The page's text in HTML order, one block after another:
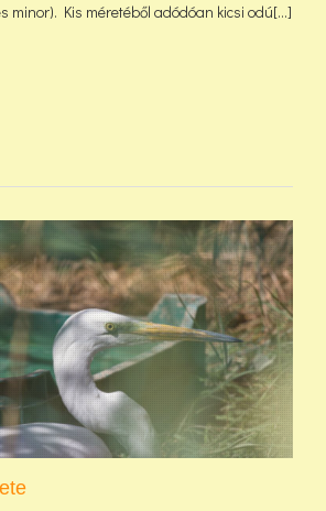
minor). Kis méretéből adódóan kicsi odú[...]